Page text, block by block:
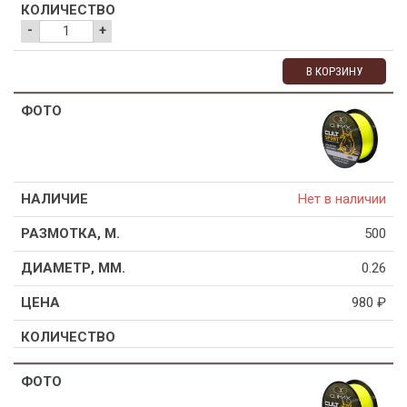
- +
В КОРЗИНУ
Нет в наличии
500
0.26
980 ₽